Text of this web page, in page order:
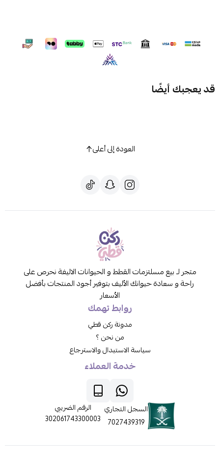
قد يعجبك أيضًا
العودة إلى أعلى
متجر لـ بيع مسلتزمات القطط و الحيوانات الاليفة نحرص على
راحة و سعادة حيوانك الأليف بتوفير أجود المنتجات بأفضل
الأسعار
روابط تهمك
مدونة ركن قطي
من نحن ؟
سياسة الاستبدال والاسترجاع
خدمة العملاء
السجل التجاري
7027439319
الرقم الضريبي
302061743300003